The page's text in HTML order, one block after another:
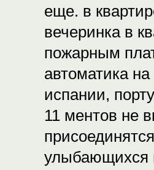
еще. в
вечеринка в
пожарным
автоматика
испании,
11 ментов не
улыбающихся